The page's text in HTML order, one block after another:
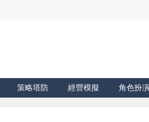
策略塔防 經營模擬 角色扮